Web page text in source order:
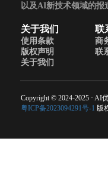
以及AI新技术领域的报
关于我们
使用条款
版权声明
关于我们
联
商
联
Copyright © 2024-2025 · AI
粤ICP备2023094291号-1 版